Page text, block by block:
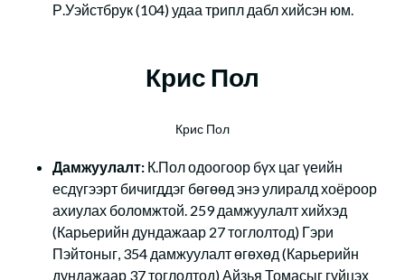
Р.Уэйстбрук (104) удаа трипл дабл хийсэн юм.
Крис Пол
Крис Пол
Дамжуулалт: К.Пол одоогоор бүх цаг үеийн
есдүгээрт бичигддэг бөгөөд энэ улиралд хоёроор
ахиулах боломжтой. 259 дамжуулалт хийхэд
(Карьерийн дундажаар 27 тоглолтод) Гэри
Пэйтоныг, 354 дамжуулалт өгөхөд (Карьерийн
дундажаар 37 тоглолтод) Айзья Томасыг гүйцэх